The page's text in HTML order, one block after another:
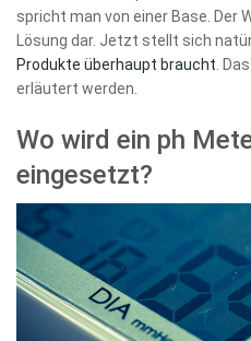
spricht man von einer Base. Der
Lösung dar. Jetzt stellt sich
Produkte überhaupt braucht .
erläutert werden.
Wo wird ein ph
eingesetzt?